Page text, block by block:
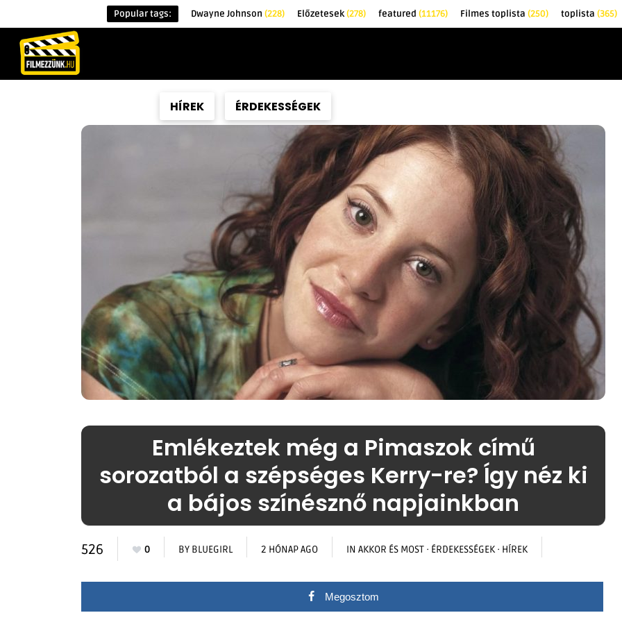
Popular tags: Dwayne Johnson (228) Előzetesek(278) featured (11176) Filmes toplista (250) toplista (365)
HÍREK ÉRDEKESSÉGEK
Emlékeztek még a Pimaszok című
sorozatból a szépséges Kerry-re? Így néz ki
a bájos színésznő napjainkban
526 0 BY BLUEGIRL 2 HÓNAP AGO IN AKKOR ÉS MOST · ÉRDEKESSÉGEK · HÍREK
Megosztom